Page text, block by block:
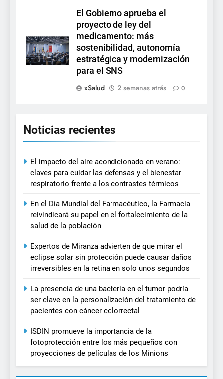
El Gobierno aprueba el
proyecto de ley del
medicamento: más
sostenibilidad, autonomía
estratégica y modernización
para el SNS
xSalud
2 semanas atrás 0
Noticias recientes
El impacto del aire acondicionado en verano:
claves para cuidar las defensas y el bienestar
respiratorio frente a los contrastes térmicos
En el Día Mundial del Farmacéutico, la Farmacia
reivindicará su papel en el fortalecimiento de la
salud de la población
Expertos de Miranza advierten de que mirar el
eclipse solar sin protección puede causar daños
irreversibles en la retina en solo unos segundos
La presencia de una bacteria en el tumor podría
ser clave en la personalización del tratamiento de
pacientes con cáncer colorrectal
ISDIN promueve la importancia de la
fotoprotección entre los más pequeños con
proyecciones de películas de los Minions